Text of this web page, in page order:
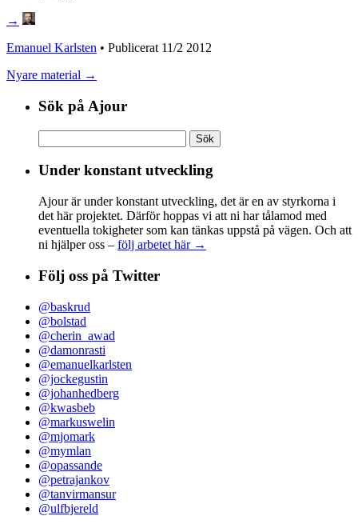
→
Emanuel Karlsten • Publicerat 11/2 2012
Nyare material →
Sök på Ajour
efter:
Under konstant utveckling
Ajour är under konstant utveckling, det är en av styrkorna i
det här projektet. Därför hoppas vi att ni har tålamod med
eventuella tokigheter som kan tänkas uppstå på vägen. Och att
ni hjälper oss – följ arbetet här →
Följ oss på Twitter
@baskrud
@bolstad
@cherin_awad
@damonrasti
@emanuelkarlsten
@jockegustin
@johanhedberg
@kwasbeb
@markuswelin
@mjomark
@mymlan
@opassande
@petrajankov
@tanvirmansur
@ulfbjereld